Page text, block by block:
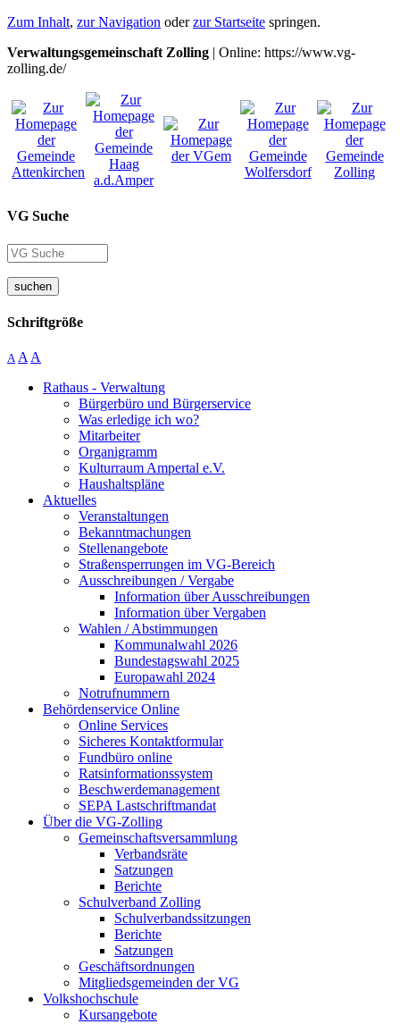
Zum Inhalt, zur Navigation oderzur Startseite springen.
Verwaltungsgemeinschaft Zolling | Online: https://www.vg-
zolling.de/
VG Suche
suchen
Schriftgröße
A A A
Rathaus - Verwaltung
Bürgerbüro und Bürgerservice
Was erledige ich wo?
Mitarbeiter
Organigramm
Kulturraum Ampertal e.V.
Haushaltspläne
Aktuelles
Veranstaltungen
Bekanntmachungen
Stellenangebote
Straßensperrungen im VG-Bereich
Ausschreibungen / Vergabe
Information über Ausschreibungen
Information über Vergaben
Wahlen / Abstimmungen
Kommunalwahl 2026
Bundestagswahl 2025
Europawahl 2024
Notrufnummern
Behördenservice Online
Online Services
Sicheres Kontaktformular
Fundbüro online
Ratsinformationssystem
Beschwerdemanagement
SEPA Lastschriftmandat
Über die VG-Zolling
Gemeinschaftsversammlung
Verbandsräte
Satzungen
Berichte
Schulverband Zolling
Schulverbandssitzungen
Berichte
Satzungen
Geschäftsordnungen
Mitgliedsgemeinden der VG
Volkshochschule
Kursangebote